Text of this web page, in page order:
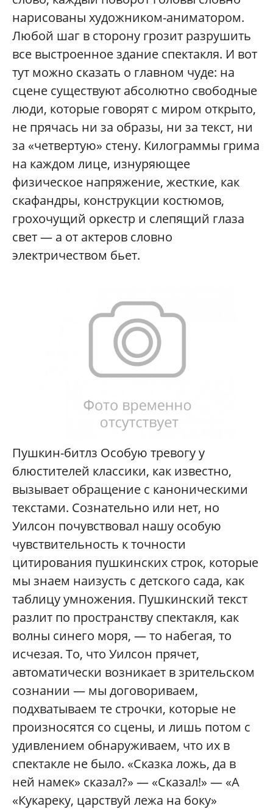
нарисованы художником-аниматором.
Любой шаг в сторону грозит разрушить
все выстроенное здание спектакля. И вот
тут можно сказать о главном чуде: на
сцене существуют абсолютно свободные
люди, которые говорят с миром открыто,
не прячась ни за образы, ни за текст, ни
за «четвертую» стену. Килограммы грима
на каждом лице, изнуряющее
физическое напряжение, жесткие, как
скафандры, конструкции костюмов,
грохочущий оркестр и слепящий глаза
свет — а от актеров словно
электричеством бьет.
Пушкин-битлз Особую тревогу у
блюстителей классики, как известно,
вызывает обращение с каноническими
текстами. Сознательно или нет, но
Уилсон почувствовал нашу особую
чувствительность к точности
цитирования пушкинских строк, которые
мы знаем наизусть с детского сада, как
таблицу умножения. Пушкинский текст
разлит по пространству спектакля, как
волны синего моря, — то набегая, то
исчезая. То, что Уилсон прячет,
автоматически возникает в зрительском
сознании — мы договориваем,
подхватываем те строчки, которые не
произносятся со сцены, и лишь потом с
удивлением обнаруживаем, что их в
спектакле не было. «Сказка ложь, да в
ней намек» сказал?» — «Сказал!» — «А
«Кукареку, царствуй лежа на боку»